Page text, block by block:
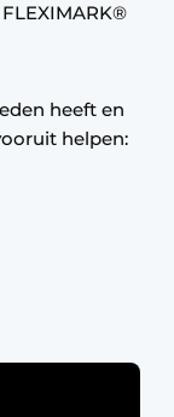
heeft en
helpen: